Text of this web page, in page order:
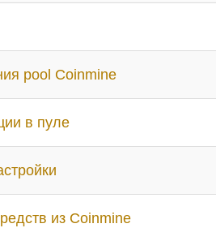
pool Coinmine
в пуле
из Coinmine